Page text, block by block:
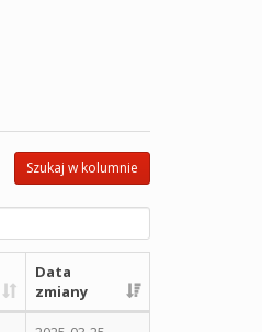
Szukaj w kolumnie
Data
zmiany